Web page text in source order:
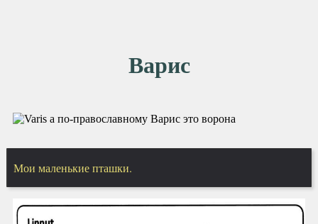
Варис
Мои маленькие пташки.